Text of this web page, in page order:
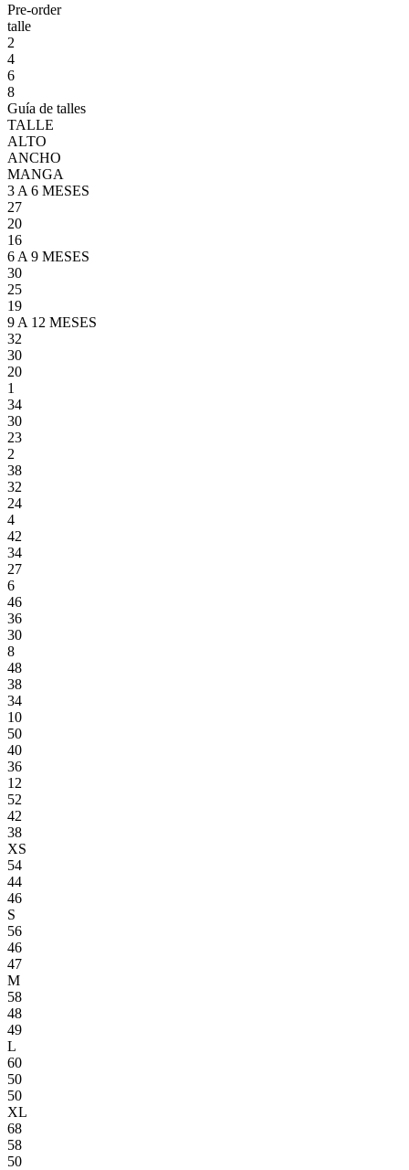
Pre-order
talle
2
4
6
8
Guía de talles
TALLE
ALTO
ANCHO
MANGA
3 A 6 MESES
27
20
16
6 A 9 MESES
30
25
19
9 A 12 MESES
32
30
20
1
34
30
23
2
38
32
24
4
42
34
27
6
46
36
30
8
48
38
34
10
50
40
36
12
52
42
38
XS
54
44
46
S
56
46
47
M
58
48
49
L
60
50
50
XL
68
58
50